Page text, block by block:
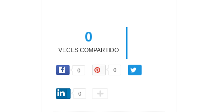
0
VECES COMPARTIDO
0 0
0